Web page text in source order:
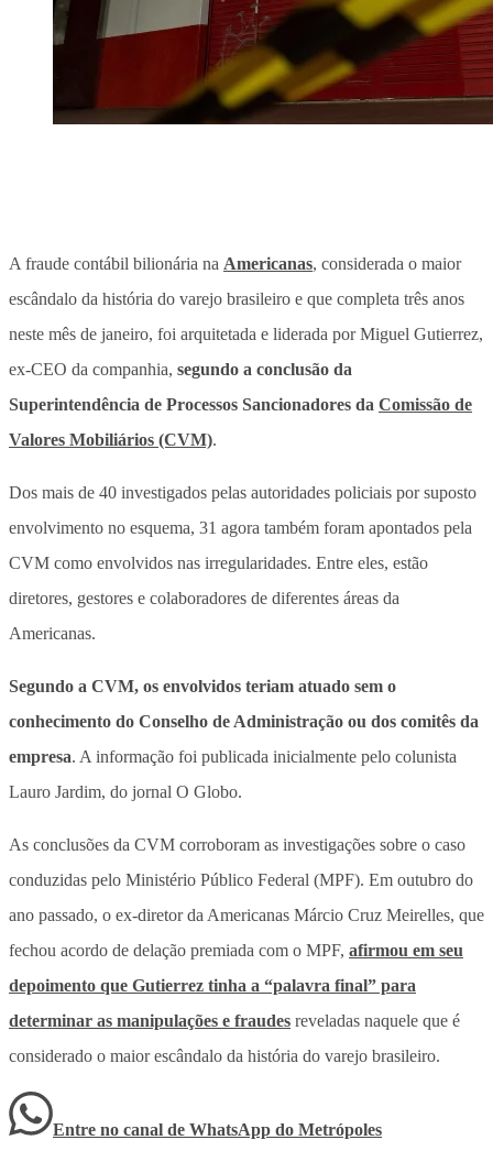
A fraude contábil bilionária na Americanas, considerada o maior
escândalo da história do varejo brasileiro e que completa três anos
neste mês de janeiro, foi arquitetada e liderada por Miguel Gutierrez,
ex-CEO da companhia, segundo a conclusão da
Superintendência de Processos Sancionadores da Comissão de
Valores Mobiliários (CVM).
Dos mais de 40 investigados pelas autoridades policiais por suposto
envolvimento no esquema, 31 agora também foram apontados pela
CVM como envolvidos nas irregularidades. Entre eles, estão
diretores, gestores e colaboradores de diferentes áreas da
Americanas.
Segundo a CVM, os envolvidos teriam atuado sem o
conhecimento do Conselho de Administração ou dos comitês da
empresa. A informação foi publicada inicialmente pelo colunista
Lauro Jardim, do jornal O Globo.
As conclusões da CVM corroboram as investigações sobre o caso
conduzidas pelo Ministério Público Federal (MPF). Em outubro do
ano passado, o ex-diretor da Americanas Márcio Cruz Meirelles, que
fechou acordo de delação premiada com o MPF, afirmou em seu
depoimento que Gutierrez tinha a “palavra final” para
determinar as manipulações e fraudes reveladas naquele que é
considerado o maior escândalo da história do varejo brasileiro.
Entre no canal de WhatsApp do Metrópoles